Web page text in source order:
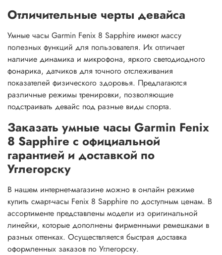
Отличительные черты девайса
Умные часы Garmin Fenix 8 Sapphire имеют массу
полезных функций для пользователя. Их отличает
наличие динамика и микрофона, яркого светодиодного
фонарика, датчиков для точного отслеживания
показателей физического здоровья. Предлагаются
различные режимы тренировки, позволяющие
подстраивать девайс под разные виды спорта.
Заказать умные часы Garmin Fenix
8 Sapphire с официальной
гарантией и доставкой по
Углегорску
В нашем интернет-магазине можно в онлайн режиме
купить смарт-часы Fenix 8 Sapphire по доступным ценам. В
ассортименте представлены модели из оригинальной
линейки, которые дополнены фирменными ремешками в
разных оттенках. Осуществляется быстрая доставка
оформленных заказов по Углегорску.